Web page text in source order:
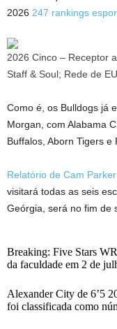
2026 247 rankings
2026 Cinco – Receptor
Staff & Soul; Rede de
Como é, os Bulldogs já
Morgan, com Alabama
Buffalos, Aborn Tigers e
Relatório de Cam
visitará todas as seis
Geórgia, será no fim de
Breaking: Five Stars
da faculdade em 2 de
Alexander City de 6’5
foi classificada como